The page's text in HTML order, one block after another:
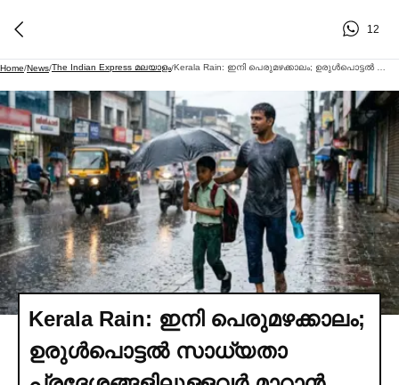
12
Home/News/The Indian Express മലയാളം/
Kerala Rain: ഇനി പെരുമഴക്കാലം;
ഉരുള്‍പൊട്ടല്‍ സാധ്യതാ